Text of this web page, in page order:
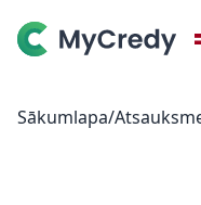
Sākumlapa/